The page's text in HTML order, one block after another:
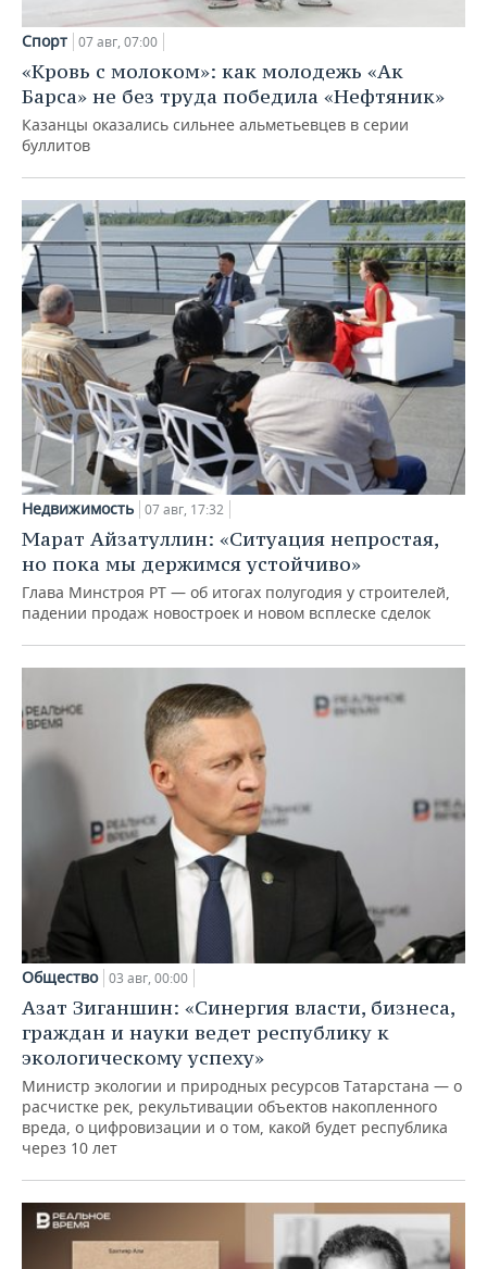
Спорт 07 авг, 07:00
«Кровь с молоком»: как молодежь «Ак
Барса» не без труда победила «Нефтяник»
Казанцы оказались сильнее альметьевцев в серии
буллитов
Недвижимость 07 авг, 17:32
Марат Айзатуллин: «Ситуация непростая,
но пока мы держимся устойчиво»
Глава Минстроя РТ — об итогах полугодия у строителей,
падении продаж новостроек и новом всплеске сделок
Общество 03 авг, 00:00
Азат Зиганшин: «Синергия власти, бизнеса,
граждан и науки ведет республику к
экологическому успеху»
Министр экологии и природных ресурсов Татарстана — о
расчистке рек, рекультивации объектов накопленного
вреда, о цифровизации и о том, какой будет республика
через 10 лет